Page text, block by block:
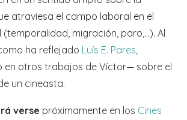
atraviesa el campo laboral en el
migración, paro,…). Al
ha reflejado Luís E. Pares
en otros trabajos de Víctor— sobre el
un cineasta.
verse próximamente en los Cines